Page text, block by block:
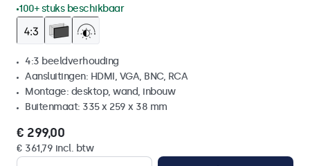
100+ stuks beschikbaar
4:3 beeldverhouding
Aansluitingen: HDMI, VGA, BNC, RCA
Montage: desktop, wand, inbouw
Buitenmaat: 335 x 259 x 38 mm
€ 299,00
€ 361,79 incl. btw